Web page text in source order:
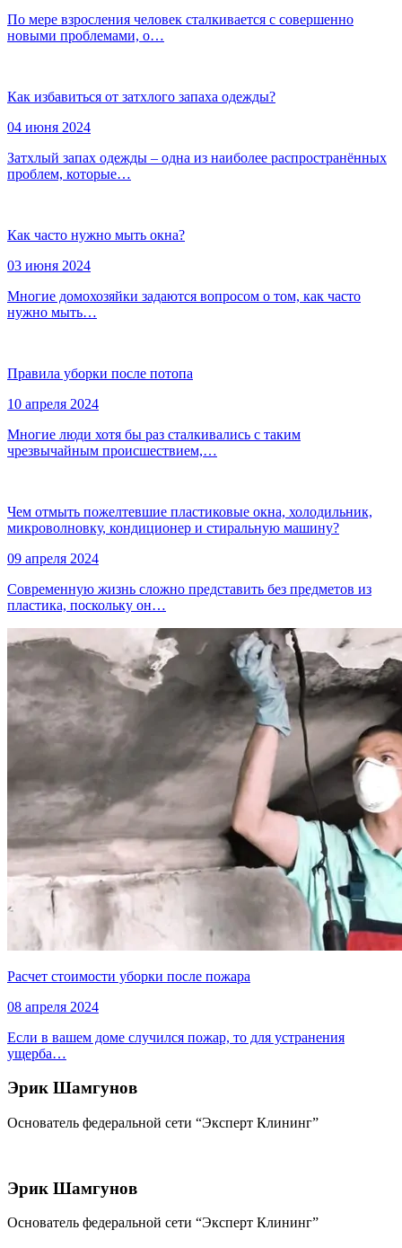
По мере взросления человек сталкивается с совершенно
новыми проблемами, о…
Как избавиться от затхлого запаха одежды?
04 июня 2024
Затхлый запах одежды – одна из наиболее распространённых
проблем, которые…
Как часто нужно мыть окна?
03 июня 2024
Многие домохозяйки задаются вопросом о том, как часто
нужно мыть…
Правила уборки после потопа
10 апреля 2024
Многие люди хотя бы раз сталкивались с таким
чрезвычайным происшествием,…
Чем отмыть пожелтевшие пластиковые окна, холодильник,
микроволновку, кондиционер и стиральную машину?
09 апреля 2024
Современную жизнь сложно представить без предметов из
пластика, поскольку он…
Расчет стоимости уборки после пожара
08 апреля 2024
Если в вашем доме случился пожар, то для устранения
ущерба…
Эрик Шамгунов
Основатель федеральной сети “Эксперт Клининг”
Эрик Шамгунов
Основатель федеральной сети “Эксперт Клининг”